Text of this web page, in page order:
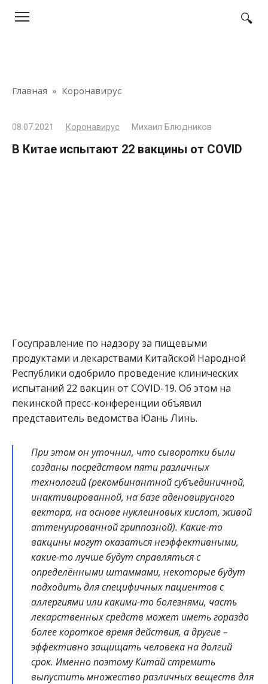
Главная » Коронавирус
08.07.2021 Коронавирус Михаил Блюдников
В Китае испытают 22 вакцины от COVID
Госуправление по надзору за пищевыми
продуктами и лекарствами Китайской Народной
Республики одобрило проведение клинических
испытаний 22 вакцин от COVID-19. Об этом на
пекинской пресс-конференции объявил
представитель ведомства Юань Линь.
При этом он уточнил, что сыворотки были
созданы посредством пяти различных
технологий (рекомбинантной субъединичной,
инактивированной, на базе аденовирусного
вектора, на основе нуклеиновых кислот, живой
аттенуированной гриппозной). Какие-то
вакцины могут оказаться неэффективными,
какие-то лучше будут справляться с
определёнными штаммами, некоторые будут
подходить для специфичных пациентов с
аллергиями или какими-то болезнями, часть
лекарственных средств может иметь гораздо
более короткое время действия, а другие –
эффективно защищать человека на долгий
срок. Именно поэтому Китай стремить
выпустить множество различных веществ для